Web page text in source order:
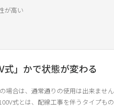
が高い
」かで状態が変わる
合は、通常通りの使用は出来ません
式とは、配線工事を伴うタイプもの